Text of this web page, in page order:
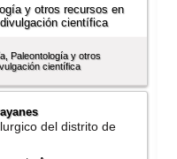
Paleontologí­a y otros
cientí­fica
del distrito de